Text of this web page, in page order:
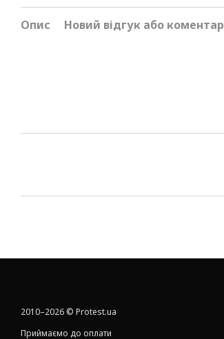
Опис Новий відгук або коментар
2010–2026 © Protest.ua
Приймаємо до оплати